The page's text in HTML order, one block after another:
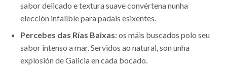
sabor delicado e textura suave convértena nunha
elección infalible para padais esixentes.
Percebes das Rías Baixas: os máis buscados polo seu
sabor intenso a mar. Servidos ao natural, son unha
explosión de Galicia en cada bocado.